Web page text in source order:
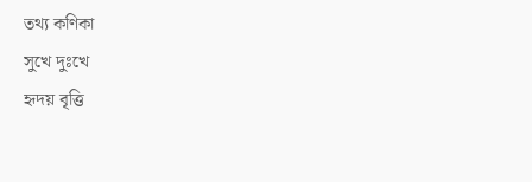
তথ্য কণিকা
সুখে দুঃখে
হৃদয় বৃত্তি